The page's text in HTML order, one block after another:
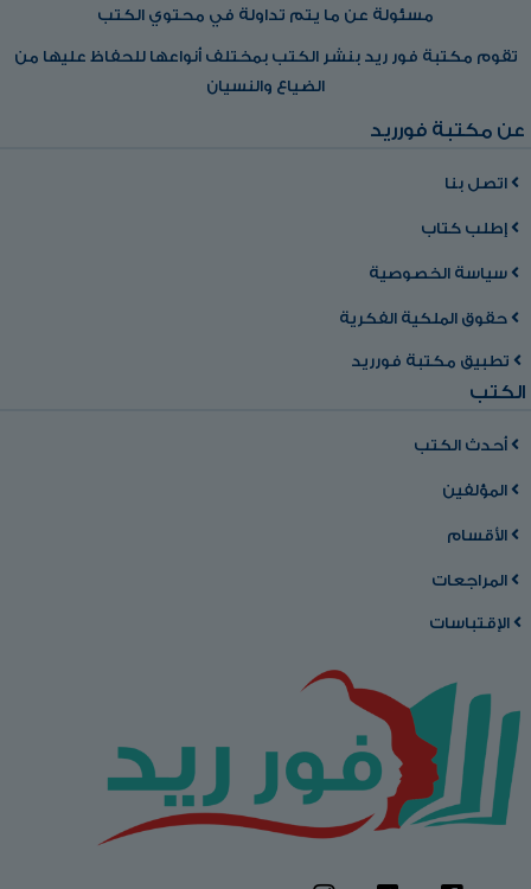
مسئولة عن ما يتم تداولة في محتوي الكتب
تقوم مكتبة فور ريد بنشر الكتب بمختلف أنواعها للحفاظ عليها من
الضياع والنسيان
عن مكتبة فورريد
اتصل بنا
إطلب كتاب
سياسة الخصوصية
حقوق الملكية الفكرية
تطبيق مكتبة فورريد
الكتب
أحدث الكتب
المؤلفين
الأقسام
المراجعات
الإقتباسات